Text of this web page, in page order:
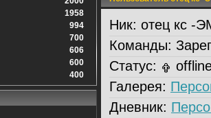
1958
994
700
606
600
400
Ник: отец кс -
Команды:
Статус:
Галерея:
Дневник: